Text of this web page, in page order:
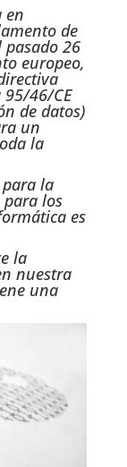
en
de
26
europeo,
46/CE
de datos)
un
la
la
los
es
la
nuestra
una